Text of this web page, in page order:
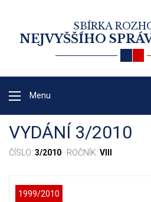
SBÍRKA
NEJVYŠŠÍHO
Menu
VYDÁNÍ 3/2010
ČÍSLO: 3/2010 · ROČNÍK: VIII
1999/2010